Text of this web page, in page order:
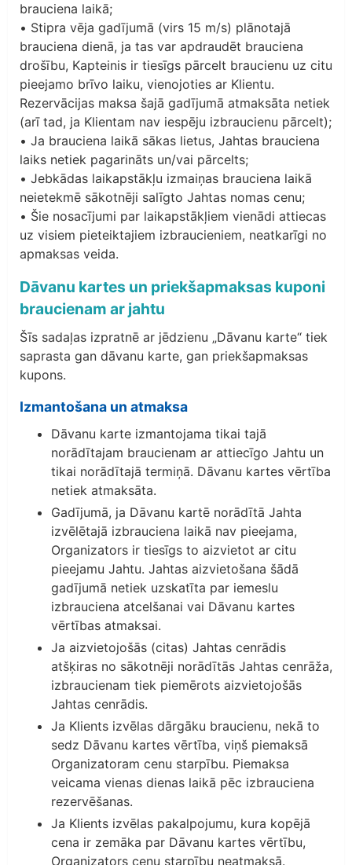
brauciena laikā;
• Stipra vēja gadījumā (virs 15 m/s) plānotajā
brauciena dienā, ja tas var apdraudēt brauciena
drošību, Kapteinis ir tiesīgs pārcelt braucienu uz citu
pieejamo brīvo laiku, vienojoties ar Klientu.
Rezervācijas maksa šajā gadījumā atmaksāta netiek
(arī tad, ja Klientam nav iespēju izbraucienu pārcelt);
• Ja brauciena laikā sākas lietus, Jahtas brauciena
laiks netiek pagarināts un/vai pārcelts;
• Jebkādas laikapstākļu izmaiņas brauciena laikā
neietekmē sākotnēji salīgto Jahtas nomas cenu;
• Šie nosacījumi par laikapstākļiem vienādi attiecas
uz visiem pieteiktajiem izbraucieniem, neatkarīgi no
apmaksas veida.
Dāvanu kartes un priekšapmaksas kuponi
braucienam ar jahtu
Šīs sadaļas izpratnē ar jēdzienu „Dāvanu karte“ tiek
saprasta gan dāvanu karte, gan priekšapmaksas
kupons.
Izmantošana un atmaksa
Dāvanu karte izmantojama tikai tajā
norādītajam braucienam ar attiecīgo Jahtu un
tikai norādītajā termiņā. Dāvanu kartes vērtība
netiek atmaksāta.
Gadījumā, ja Dāvanu kartē norādītā Jahta
izvēlētajā izbrauciena laikā nav pieejama,
Organizators ir tiesīgs to aizvietot ar citu
pieejamu Jahtu. Jahtas aizvietošana šādā
gadījumā netiek uzskatīta par iemeslu
izbrauciena atcelšanai vai Dāvanu kartes
vērtības atmaksai.
Ja aizvietojošās (citas) Jahtas cenrādis
atšķiras no sākotnēji norādītās Jahtas cenrāža,
izbraucienam tiek piemērots aizvietojošās
Jahtas cenrādis.
Ja Klients izvēlas dārgāku braucienu, nekā to
sedz Dāvanu kartes vērtība, viņš piemaksā
Organizatoram cenu starpību. Piemaksa
veicama vienas dienas laikā pēc izbrauciena
rezervēšanas.
Ja Klients izvēlas pakalpojumu, kura kopējā
cena ir zemāka par Dāvanu kartes vērtību,
Organizators cenu starpību neatmaksā.